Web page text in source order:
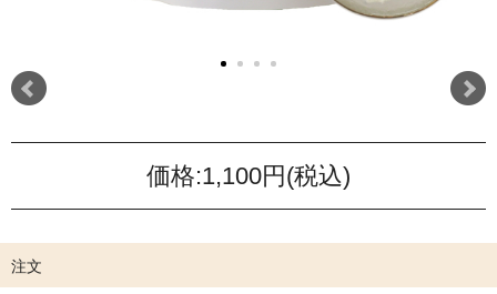
価格:1,100円 (税込)
注文